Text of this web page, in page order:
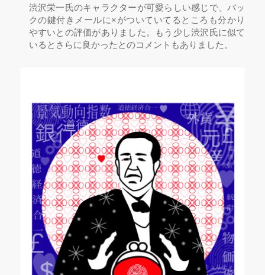
渋沢栄一氏のキャラクターが可愛らしい感じで、バッ
クの鍵付きメールに×がついていてるところも分かり
やすいとの評価がありました。もう少し渋沢氏に似て
いるとさらに良かったとのコメントもありました。